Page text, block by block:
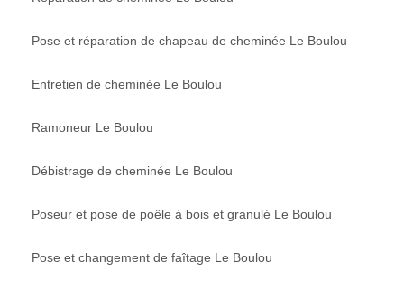
Pose et réparation de chapeau de cheminée Le Boulou
Entretien de cheminée Le Boulou
Ramoneur Le Boulou
Débistrage de cheminée Le Boulou
Poseur et pose de poêle à bois et granulé Le Boulou
Pose et changement de faîtage Le Boulou